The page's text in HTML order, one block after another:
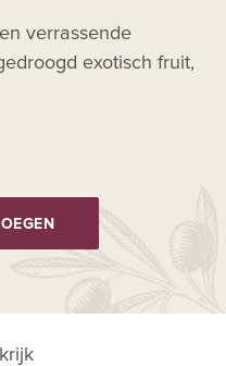
verrassende
exotisch fruit,